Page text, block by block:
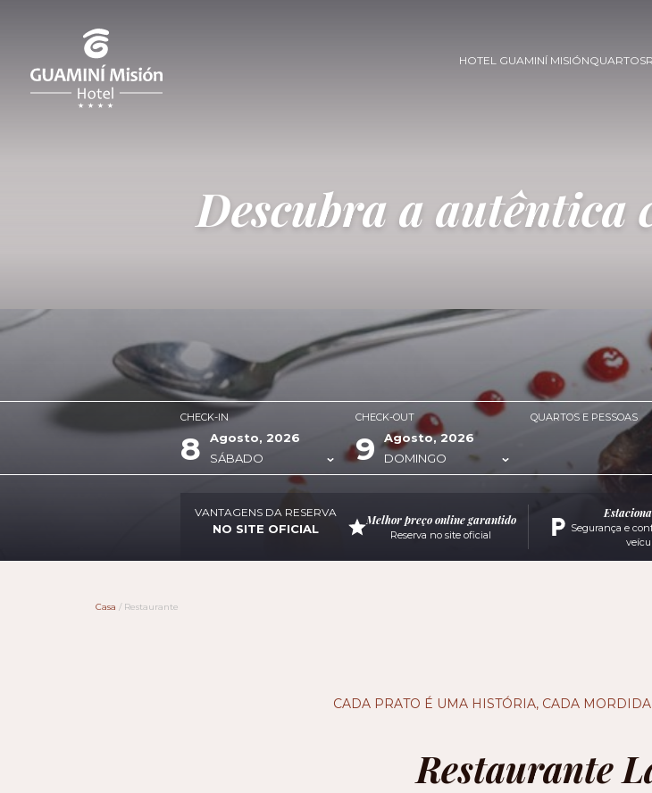
HOTEL GUAMINÍ MISIÓNQUARTOS
Descubra a autêntica
CHECK-IN
8
Agosto, 2026
SÁBADO
CHECK-OUT
9
Agosto, 2026
DOMINGO
QUARTOS E PESSOAS
VANTAGENS DA RESERVA
NO SITE OFICIAL
Melhor preço online garantido
Reserva no site oficial
Segurança e
Casa / Restaurante
CADA PRATO É UMA HISTÓRIA, CADA
Restaurante